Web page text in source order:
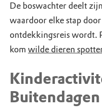
De boswachter deelt
waardoor elke stap
ontdekkingsreis wordt.
kom wilde dieren
Buitendagen